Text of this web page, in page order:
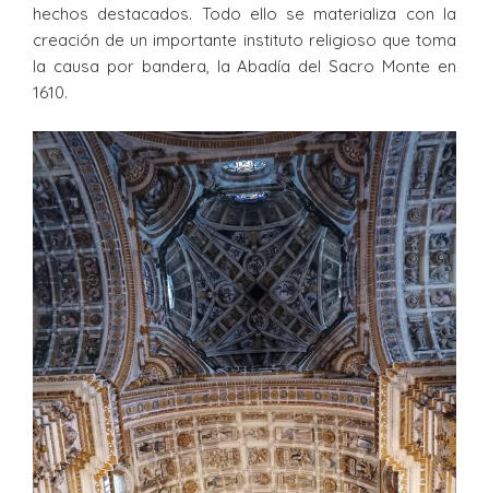
hechos destacados. Todo ello se materializa con la
creación de un importante instituto religioso que toma
la causa por bandera, la Abadía del Sacro Monte en
1610.